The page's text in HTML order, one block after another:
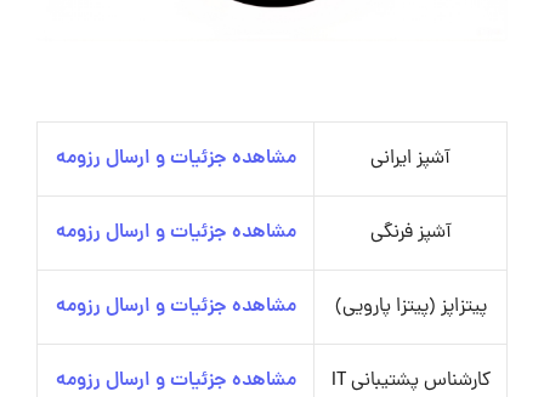
آشپز ایرانی مشاهده جزئیات و ارسال رزومه
آشپز فرنگی مشاهده جزئیات و ارسال رزومه
پیتزاپز (پیتزا پارویی) مشاهده جزئیات و ارسال رزومه
کارشناس پشتیبانی IT مشاهده جزئیات و ارسال رزومه